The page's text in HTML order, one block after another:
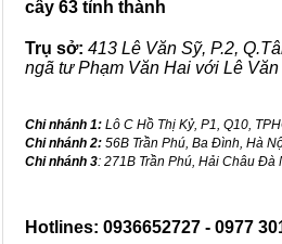
cây 63 tỉnh thành
Trụ sở: 413 Lê Văn Sỹ, P.2,
ngã tư Phạm Văn Hai với Lê Văn
Chi nhánh 1: Lô C Hồ Thị Kỷ, P1, Q10,
Chi nhánh 2: 56B Trần Phú, Ba Đình, Hà
Chi nhánh 3: 271B Trần Phú, Hải Châu Đà
Hotlines: 0936652727 - 0977